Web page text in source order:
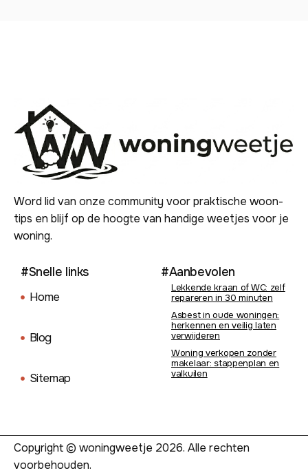
Word lid van onze community voor praktische woon-
tips en blijf op de hoogte van handige weetjes voor je
woning.
#Snelle links
Home
Blog
Sitemap
#Aanbevolen
Lekkende kraan of WC: zelf
repareren in 30 minuten
Asbest in oude woningen:
herkennen en veilig laten
verwijderen
Woning verkopen zonder
makelaar: stappenplan en
valkuilen
Copyright © woningweetje 2026. Alle rechten
voorbehouden.